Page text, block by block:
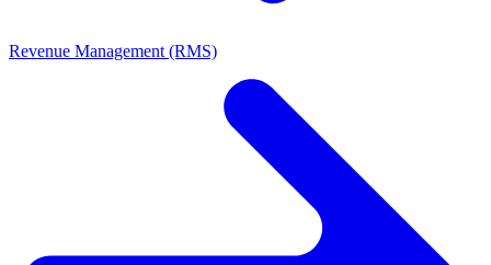
Revenue Management (RMS)